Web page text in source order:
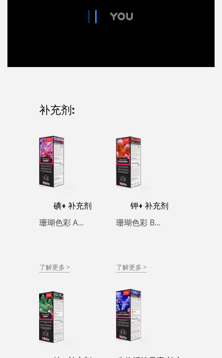
补充剂:
碘+ 补充剂
珊瑚色彩 A...
了解更多 >
钾+ 补充剂
珊瑚色彩 B...
了解更多 >